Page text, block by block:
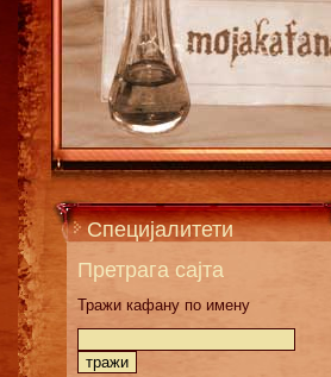
Специјалитети
Претрага сајта
Тражи кафану по имену